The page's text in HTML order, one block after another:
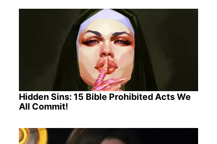
Hidden Sins: 15 Bible Prohibited Acts We
All Commit!